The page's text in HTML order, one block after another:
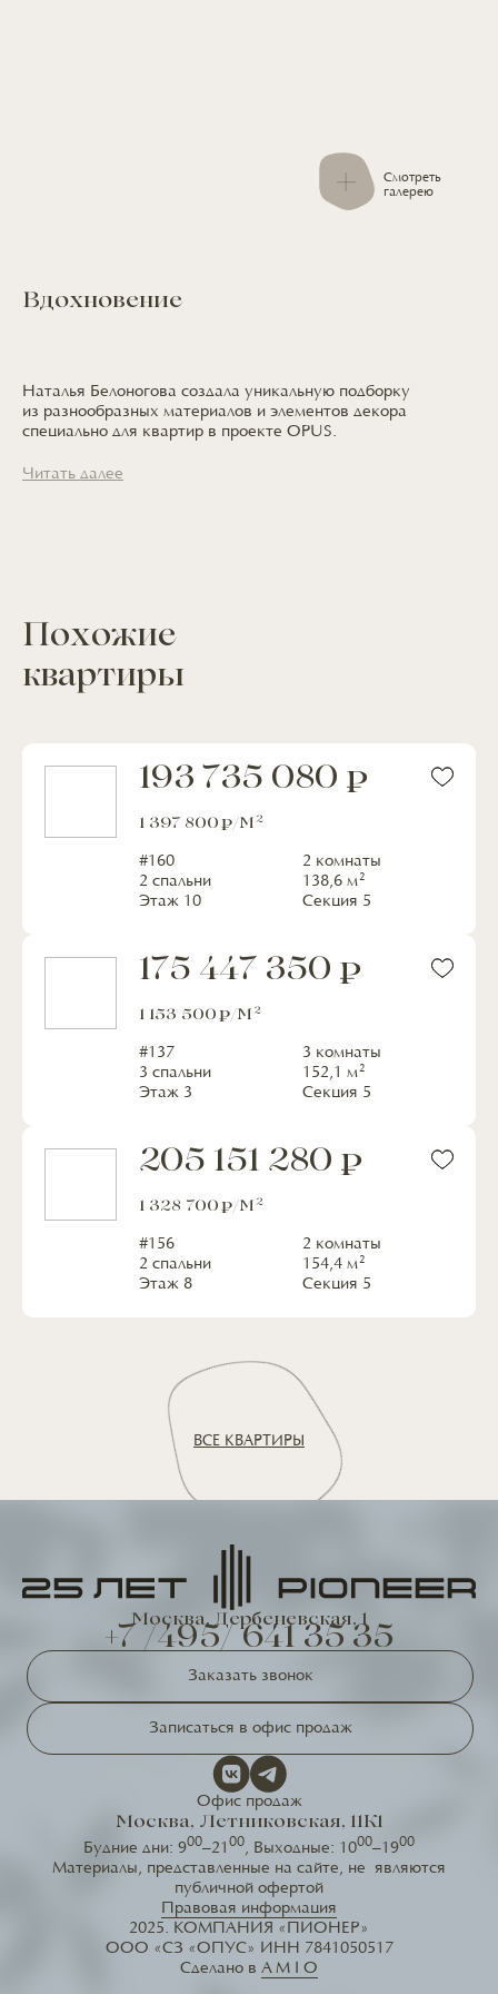
Смотреть
галерею
Вдохновение
Наталья Белоногова создала уникальную подборку
из разнообразных материалов и элементов декора
специально для квартир в проекте OPUS.
Читать далее
Похожие
квартиры
193 735 080
1 397 800 /М 2
#160
2 комнаты
2 спальни
138,6м2
Этаж 10 Секция 5
175 447 350
1 153 500 /М 2
#137
3 комнаты
3 спальни
152,1 м2
Этаж 3 Секция 5
205 151 280
1 328 700 /М 2
#156
2 комнаты
2 спальни
154,4м2
Этаж 8 Секция 5
ВСЕ КВАРТИРЫ
Москва, Дербеневская, 1
+7 /495/ 641 35 35
Заказать звонок
Записаться в офис продаж
Офис продаж
Москва, Летниковская, 11К1
Будние дни: 900–21 00, Выходные: 1000–1900
Материалы, представленные на сайте, не являются
публичной офертой
Правовая информация
2025. КОМПАНИЯ «ПИОНЕР»
ООО «СЗ «ОПУС» ИНН 7841050517
Сделано в A M I O